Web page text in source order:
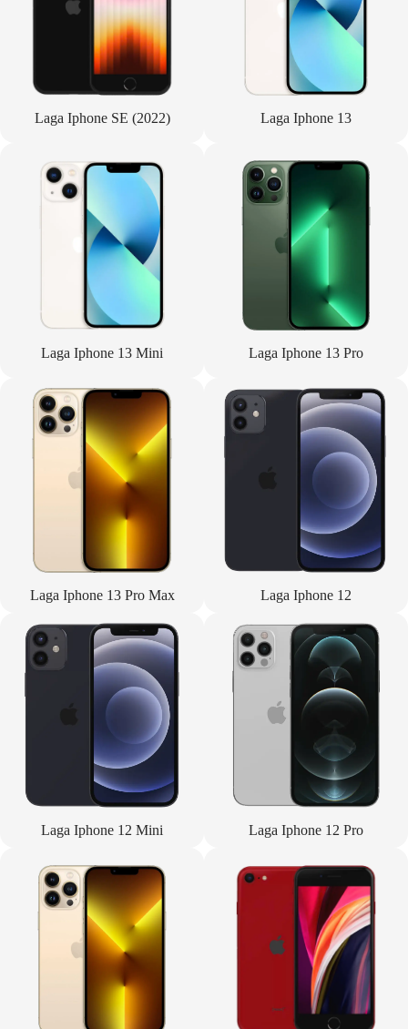
Laga Iphone SE (2022) Laga Iphone 13
Laga Iphone 13 Mini Laga Iphone 13 Pro
Laga Iphone 13 Pro Max Laga Iphone 12
Laga Iphone 12 Mini Laga Iphone 12 Pro